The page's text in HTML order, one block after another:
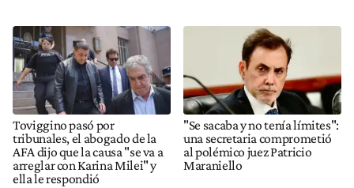
Toviggino pasó por
tribunales, el abogado de la
AFA dijo que la causa "se va a
arreglar con Karina Milei" y
ella le respondió
"Se sacaba y no tenía límites":
una secretaria comprometió
al polémico juez Patricio
Maraniello